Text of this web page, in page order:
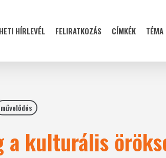
HETI HÍRLEVÉL FELIRATKOZÁS CÍMKÉK TÉMA
művelődés
a kulturális